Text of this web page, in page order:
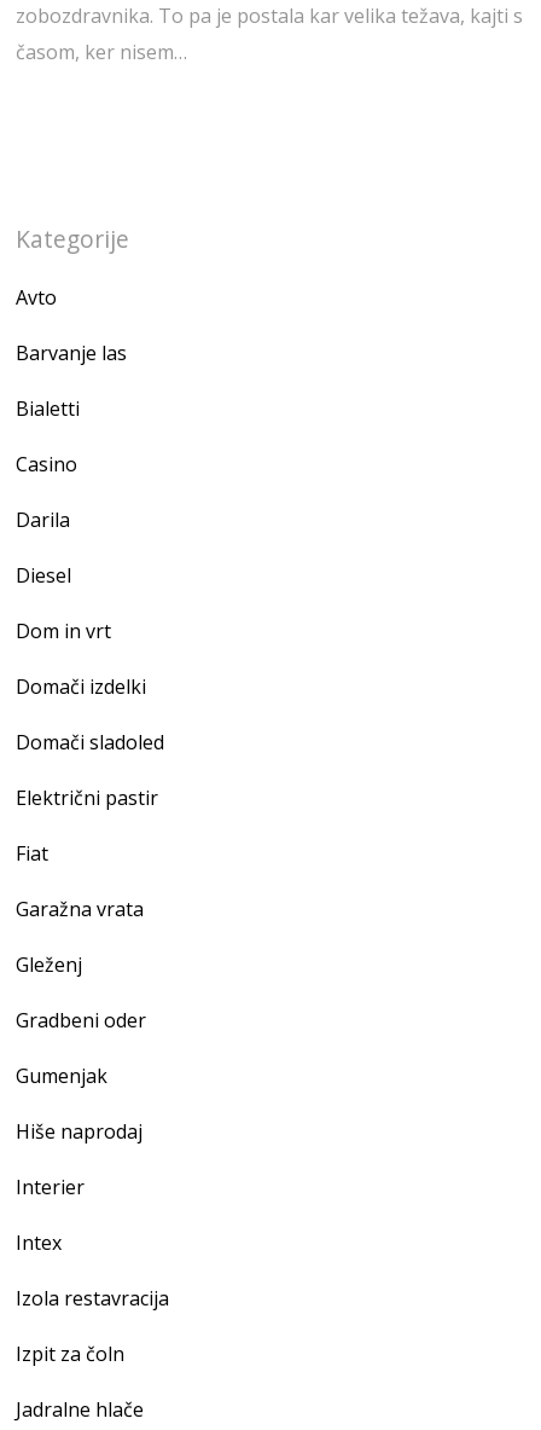
zobozdravnika. To pa je postala kar velika težava, kajti s
časom, ker nisem…
Kategorije
Avto
Barvanje las
Bialetti
Casino
Darila
Diesel
Dom in vrt
Domači izdelki
Domači sladoled
Električni pastir
Fiat
Garažna vrata
Gleženj
Gradbeni oder
Gumenjak
Hiše naprodaj
Interier
Intex
Izola restavracija
Izpit za čoln
Jadralne hlače